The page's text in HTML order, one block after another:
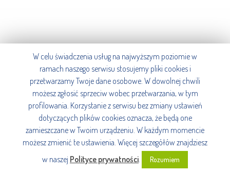
W celu świadczenia usług na najwyższym poziomie w
ramach naszego serwisu stosujemy pliki cookies i
przetwarzamy Twoje dane osobowe. W dowolnej chwili
możesz zgłosić sprzeciw wobec przetwarzania, w tym
profilowania. Korzystanie z serwisu bez zmiany ustawień
dotyczących plików cookies oznacza, że będą one
zamieszczane w Twoim urządzeniu. W każdym momencie
możesz zmienić te ustawienia. Więcej szczegółów znajdziesz
w naszej Polityce prywatności. Rozumiem